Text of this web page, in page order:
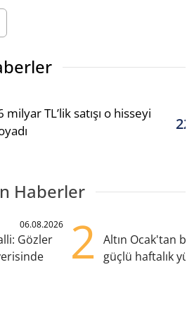
milyar TL’lik satışı o hisseyi
Haberler
06.08.2026
Gözler
2
Altın Ocak'tan
güçlü haftalık